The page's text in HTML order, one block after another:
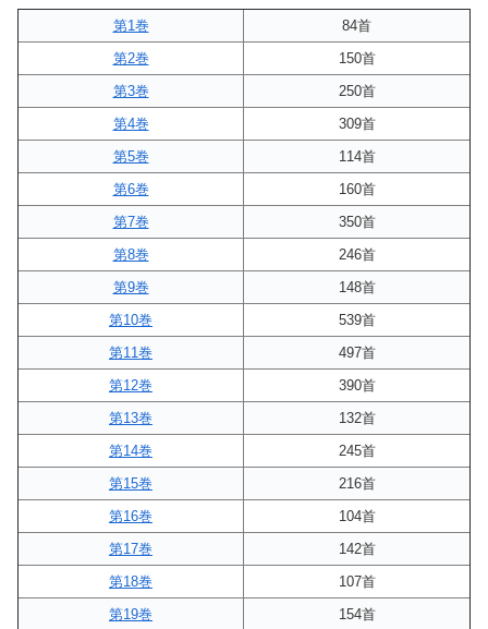
第1巻
84首
第2巻
150首
第3巻
250首
第4巻
309首
第5巻
114首
第6巻
160首
第7巻
350首
第8巻
246首
第9巻
148首
第10巻
539首
第11巻
497首
第12巻
390首
第13巻
132首
第14巻
245首
第15巻
216首
第16巻
104首
第17巻
142首
第18巻
107首
第19巻
154首